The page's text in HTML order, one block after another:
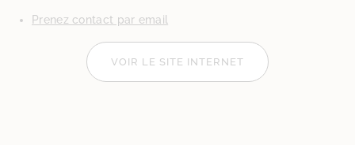
Prenez contact par email
VOIR LE SITE INTERNET